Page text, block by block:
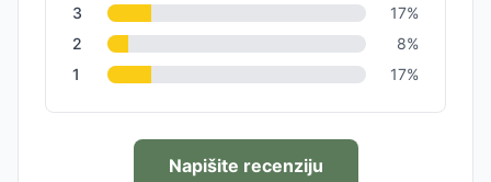
3
17%
2
8%
1
17%
Napišite recenziju